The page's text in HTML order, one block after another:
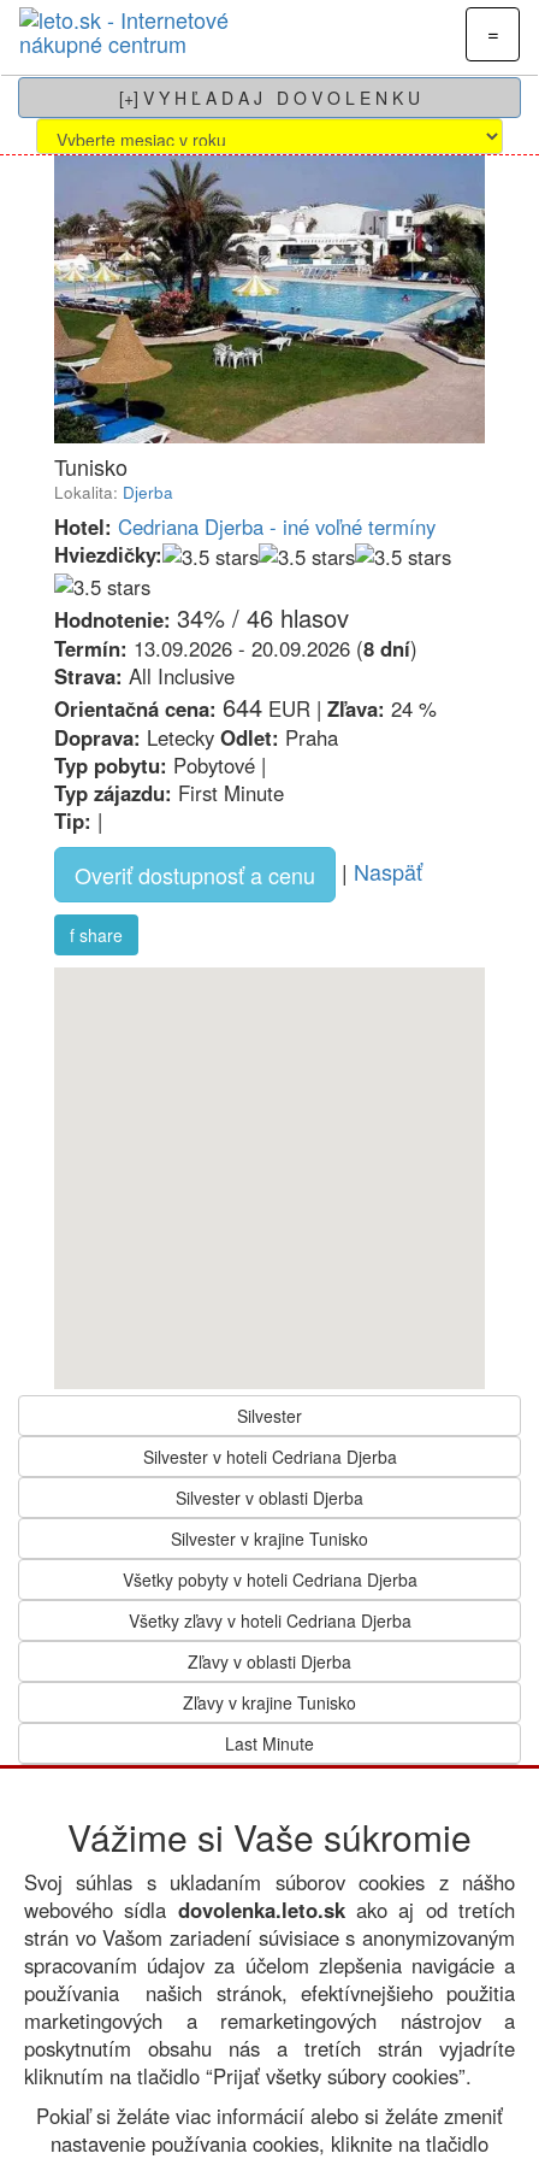
=
[+] V Y H Ľ A D A J D O V O L E N K U
Tunisko
Lokalita: Djerba
Hotel: Cedriana Djerba - iné voľné termíny
Hviezdičky:
Hodnotenie: 34% / 46 hlasov
Termín: 13.09.2026 - 20.09.2026 (8 dní)
Strava: All Inclusive
Orientačná cena: 644 EUR | Zľava: 24 %
Doprava: Letecky Odlet: Praha
Typ pobytu: Pobytové |
Typ zájazdu: First Minute
Tip: |
Overiť dostupnosť a cenu | Naspäť
f share
Silvester
Silvester v hoteli Cedriana Djerba
Silvester v oblasti Djerba
Silvester v krajine Tunisko
Všetky pobyty v hoteli Cedriana Djerba
Všetky zľavy v hoteli Cedriana Djerba
Zľavy v oblasti Djerba
Zľavy v krajine Tunisko
Last Minute
Lastminute v oblasti Djerba
First Minute
Firstminute v hoteli Cedriana Djerba
Firstminute v oblasti Djerba
Firstminute v krajine Tunisko
Vážime si Vaše súkromie
Svoj súhlas s ukladaním súborov cookies z nášho
webového sídla dovolenka.leto.skako aj od tretích
strán vo Vašom zariadení súvisiace s anonymizovaným
spracovaním údajov za účelom zlepšenia navigácie a
používania našich stránok, efektívnejšieho použitia
marketingových a remarketingových nástrojov a
poskytnutím obsahu nás a tretích strán vyjadríte
kliknutím na tlačidlo “Prijať všetky súbory cookies”.
Pokiaľ si želáte viac informácií alebo si želáte zmeniť
nastavenie používania cookies, kliknite na tlačidlo